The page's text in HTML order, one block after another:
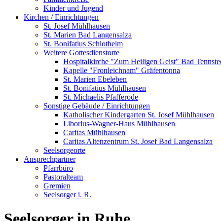
Kinder und Jugend
Kirchen / Einrichtungen
St. Josef Mühlhausen
St. Marien Bad Langensalza
St. Bonifatius Schlotheim
Weitere Gottesdienstorte
Hospitalkirche "Zum Heiligen Geist" Bad
Kapelle "Fronleichnam" Gräfentonna
St. Marien Ebeleben
St. Bonifatius Mühlhausen
St. Michaelis Pfafferode
Sonstige Gebäude / Einrichtungen
Katholischer Kindergarten St. Josef Mühlhausen
Liborius-Wagner-Haus Mühlhausen
Caritas Mühlhausen
Caritas Altenzentrum St. Josef Bad Langensalza
Seelsorgeorte
Ansprechpartner
Pfarrbüro
Pastoralteam
Gremien
Seelsorger i. R.